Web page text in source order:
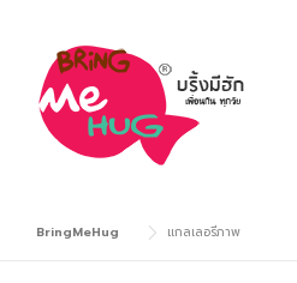
content
BringMeHug แกลเลอรีภาพ